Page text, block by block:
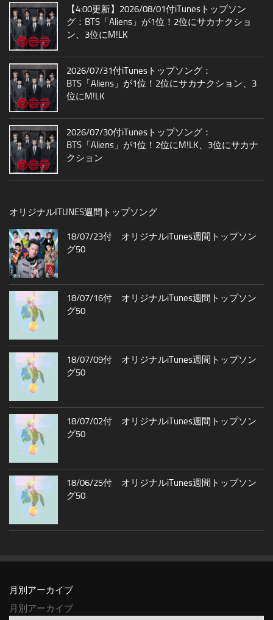
【4:00更新】2026/08/01付iTunesトップソン
グ：BTS「Aliens」が1位！2位にサカナクショ
ン、3位にM!LK
2026/07/31付iTunesトップソング：
BTS「Aliens」が1位！2位にサカナクション、3
位にM!LK
2026/07/30付iTunesトップソング：
BTS「Aliens」が1位！2位にM!LK、3位にサカナ
クション
オリジナルITUNES週間トップソング
18/07/23付 オリジナルiTunes週間トップソン
グ50
18/07/16付 オリジナルiTunes週間トップソン
グ50
18/07/09付 オリジナルiTunes週間トップソン
グ50
18/07/02付 オリジナルiTunes週間トップソン
グ50
18/06/25付 オリジナルiTunes週間トップソン
グ50
月別アーカイブ
月別アーカイブ